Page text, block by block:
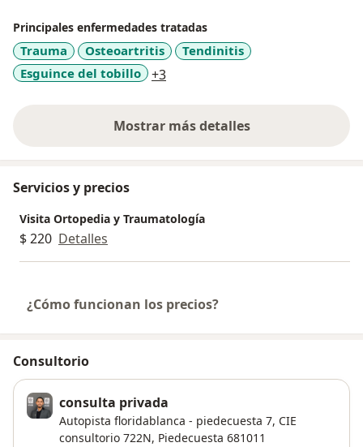
Principales enfermedades tratadas
Trauma Osteoartritis
Tendinitis
Esguince del tobillo
+3a11y_sr_more_diseases
Mostrar más detalles
sobre la experiencia
Servicios y precios
Visita Ortopedia y Traumatología
$ 220 Detalles
¿Cómo funcionan los precios?
Consultorio
consulta privada
Autopista floridablanca - piedecuesta 7, CIE
consultorio 722N, Piedecuesta 681011